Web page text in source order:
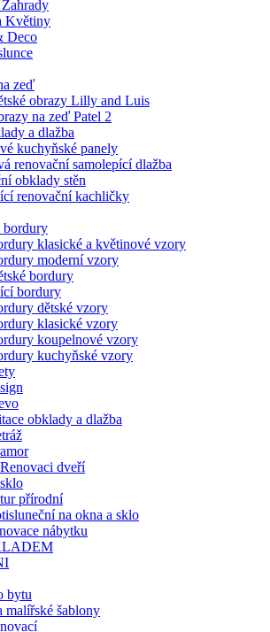
Květiny
Deco
zeď
obrazy Lilly and Luis
na zeď Patel 2
a dlažba
kuchyňské panely
renovační samolepící dlažba
obklady stěn
renovační kachličky
bordury
klasické a květinové vzory
moderní vzory
bordury
bordury
dětské vzory
klasické vzory
koupelnové vzory
kuchyňské vzory
obklady a dlažba
dveří
přírodní
na okna a sklo
nábytku
bytu
malířské šablony